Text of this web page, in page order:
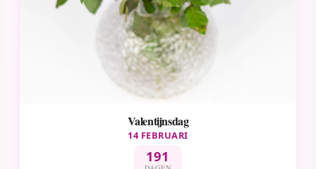
Valentijnsdag
14 FEBRUARI
191